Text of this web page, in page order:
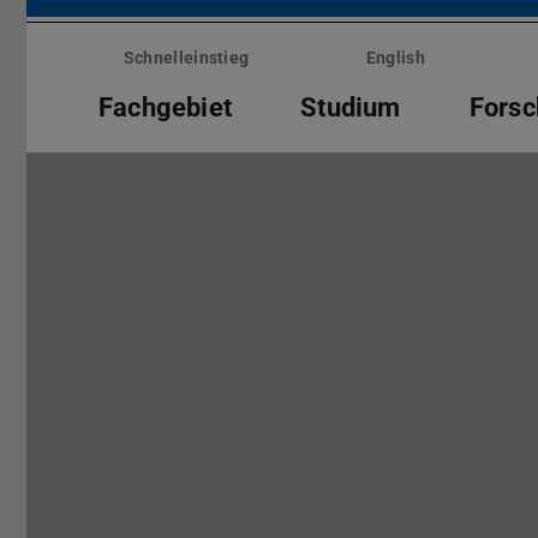
Menü
überspringenSchnelleinstieg English
Fachgebiet Studium